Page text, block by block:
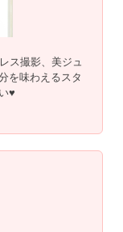
ス撮影、美ジュ
を味わえるスタ
♥